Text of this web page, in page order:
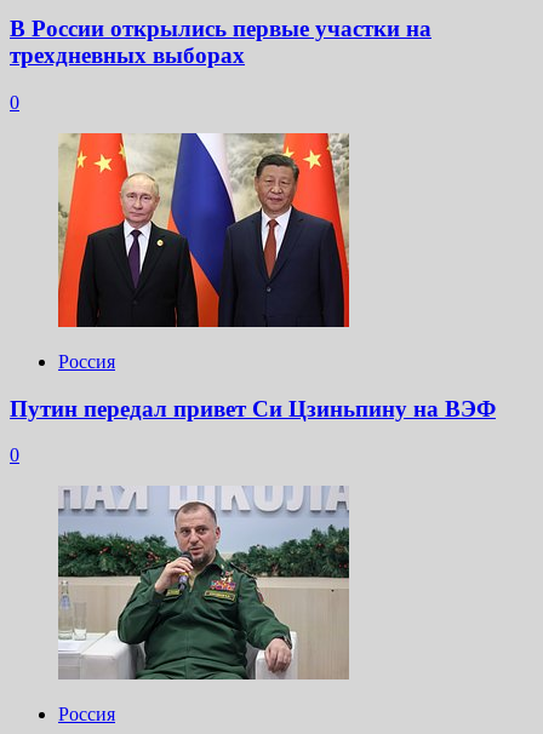
В России открылись первые участки на
трехдневных выборах
0
Россия
Путин передал привет Си Цзиньпину на ВЭФ
0
Россия